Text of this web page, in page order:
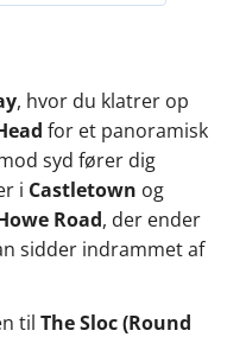
, hvor du klatrer op
for et panoramisk
syd fører dig
i Castletown og
Road, der ender
sidder indrammet af
til The Sloc (Round